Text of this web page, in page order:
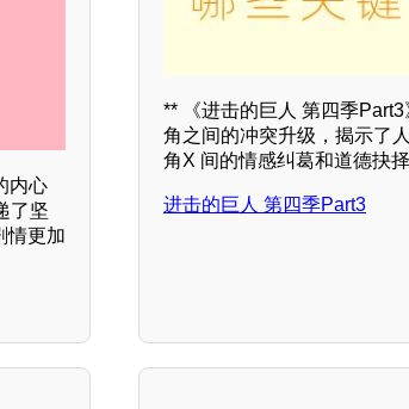
内心
了坚
情更加
** 《进击的巨人 第四季
角之间的冲突升级，揭示了
角X 间的情感纠葛和道德抉
进击的巨人 第四季Part3